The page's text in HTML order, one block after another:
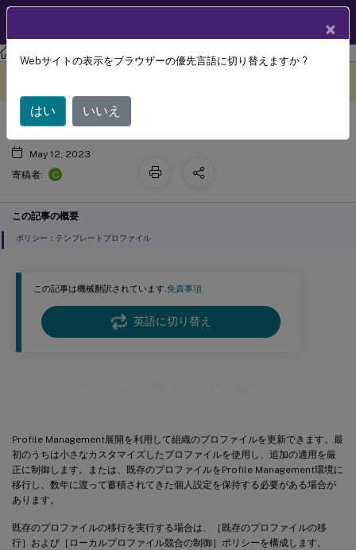
Profile Management Profile Management 2212
この記事は機械翻訳されています.免責事項
英語に切り替え
Profile Management展開を利用して組織のプロファイルを更新できます。最
初のうちは小さなカスタマイズしたプロファイルを使用し、追加の適用を厳
正に制御します。または、既存のプロファイルをProfile Management環境に
移行し、数年に渡って蓄積されてきた個人設定を保持する必要がある場合が
あります。
既存のプロファイルの移行を実行する場合は、［既存のプロファイルの移
行］および［ローカルプロファイル競合の制御］ポリシーを構成します。
プロファイルの移行か作成か
May 12, 2023
寄稿者:
C
この記事の概要
ポリシー：テンプレートプロファイル
×
Webサイトの表示をブラウザーの優先言語に切り替えますか ?
はい いいえ